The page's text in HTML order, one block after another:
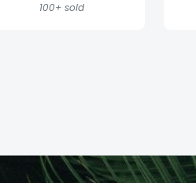
100+ sold